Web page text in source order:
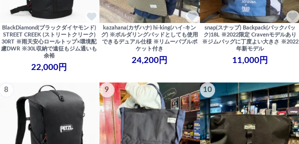
BlackDiamond(ブラックダイヤモンド)
STREET CREEK (ストリートクリーク)
30RT ※雨天安心ロールトップ×環境配
慮DWR ※30L収納で遠征もジム通いも
余裕
22,000円
kazahana(カザハナ) hi-king(ハイ-キン
グ) ※ボルダリングパッドとしても使用
できるデュアル仕様 ※リムーバブルポ
ケット付き
24,200円
snap(スナップ) Backpack(バックパッ
ク)18L ※2022限定 Cravenモデルあり
※ジムバッグに丁度よい大きさ ※2022
年新モデル
11,000円
8 9 10